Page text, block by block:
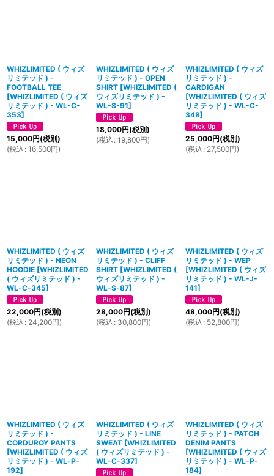
WHIZLIMITED ( ウィズ
リミテッド ) -
FOOTBALL TEE
[WHIZLIMITED ( ウィズ
リミテッド ) - WL-C-
353]
15,000円(税別)
(税込 : 16,500円)
WHIZLIMITED ( ウィズ
リミテッド ) - OPEN
SHIRT [WHIZLIMITED (
ウィズリミテッド ) -
WL-S-91]
18,000円(税別)
(税込 : 19,800円)
WHIZLIMITED ( ウィズ
リミテッド ) -
CARDIGAN
[WHIZLIMITED ( ウィズ
リミテッド ) - WL-C-
348]
25,000円(税別)
(税込 : 27,500円)
WHIZLIMITED ( ウィズ
リミテッド ) - NEON
HOODIE [WHIZLIMITED
( ウィズリミテッド ) -
WL-C-345]
22,000円(税別)
(税込 : 24,200円)
WHIZLIMITED ( ウィズ
リミテッド ) - CLIFF
SHIRT [WHIZLIMITED (
ウィズリミテッド ) -
WL-S-87]
28,000円(税別)
(税込 : 30,800円)
WHIZLIMITED ( ウィズ
リミテッド ) - WEP
[WHIZLIMITED ( ウィズ
リミテッド ) - WL-J-
141]
48,000円(税別)
(税込 : 52,800円)
WHIZLIMITED ( ウィズ
リミテッド ) -
CORDUROY PANTS
[WHIZLIMITED ( ウィズ
リミテッド ) - WL-P-
192]
WHIZLIMITED ( ウィズ
リミテッド ) - LINE
SWEAT [WHIZLIMITED
( ウィズリミテッド ) -
WL-C-337]
WHIZLIMITED ( ウィズ
リミテッド ) - PATCH
DENIM PANTS
[WHIZLIMITED ( ウィズ
リミテッド ) - WL-P-
184]